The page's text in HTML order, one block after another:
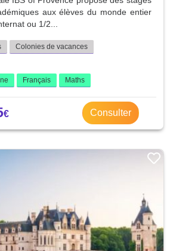
aux élèves du monde entier
ou 1/2...
Colonies de vacances
Français Maths
Consulter